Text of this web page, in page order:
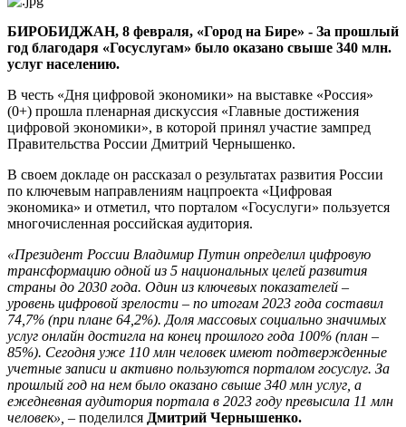
«Госуслуги»
в
2023
году
БИРОБИДЖАН, 8 февраля, «Город на Бире» - За прошлый
год благодаря «Госуслугам» было оказано свыше 340 млн.
услуг населению.
В честь «Дня цифровой экономики» на выставке «Россия»
(0+) прошла пленарная дискуссия «Главные достижения
цифровой экономики», в которой принял участие зампред
Правительства России Дмитрий Чернышенко.
В своем докладе он рассказал о результатах развития России
по ключевым направлениям нацпроекта «Цифровая
экономика» и отметил, что порталом «Госуслуги» пользуется
многочисленная российская аудитория.
«Президент России Владимир Путин определил цифровую
трансформацию одной из 5 национальных целей развития
страны до 2030 года. Один из ключевых показателей –
уровень цифровой зрелости – по итогам 2023 года составил
74,7% (при плане 64,2%). Доля массовых социально значимых
услуг онлайн достигла на конец прошлого года 100% (план –
85%). Сегодня уже 110 млн человек имеют подтвержденные
учетные записи и активно пользуются порталом госуслуг. За
прошлый год на нем было оказано свыше 340 млн услуг, а
ежедневная аудитория портала в 2023 году превысила 11 млн
человек», – поделился Дмитрий Чернышенко.